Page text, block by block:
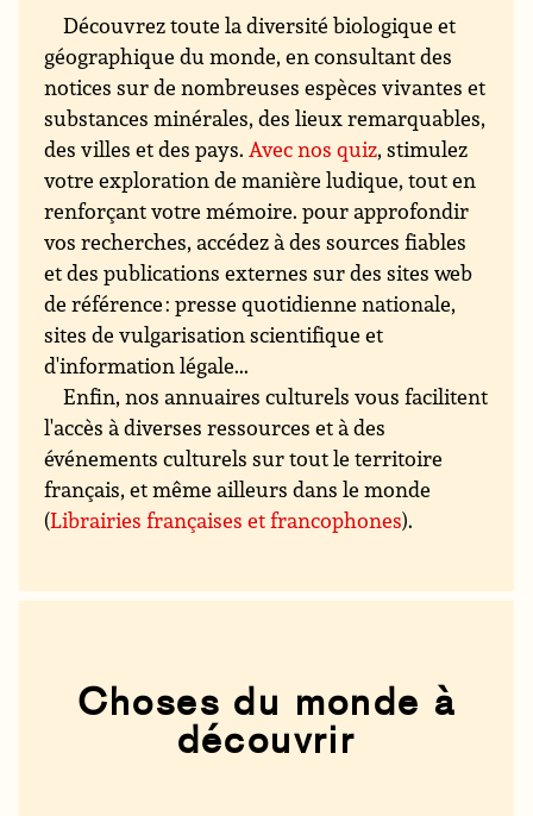
Découvrez toute la diversité biologique et
géographique du monde, en consultant des
notices sur de nombreuses espèces vivantes et
substances minérales, des lieux remarquables,
des villes et des pays. Avec nos quiz, stimulez
votre exploration de manière ludique, tout en
renforçant votre mémoire. pour approfondir
vos recherches, accédez à des sources fiables
et des publications externes sur des sites web
de référence : presse quotidienne nationale,
sites de vulgarisation scientifique et
d'information légale...
Enfin, nos annuaires culturels vous facilitent
l'accès à diverses ressources et à des
événements culturels sur tout le territoire
français, et même ailleurs dans le monde
(Librairies françaises et francophones).
Choses du monde à
découvrir